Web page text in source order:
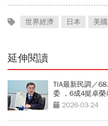
世界經濟 日本 美國
延伸閱讀
TIA最新民調／
委 ，6成4挺卓榮
2026-03-24